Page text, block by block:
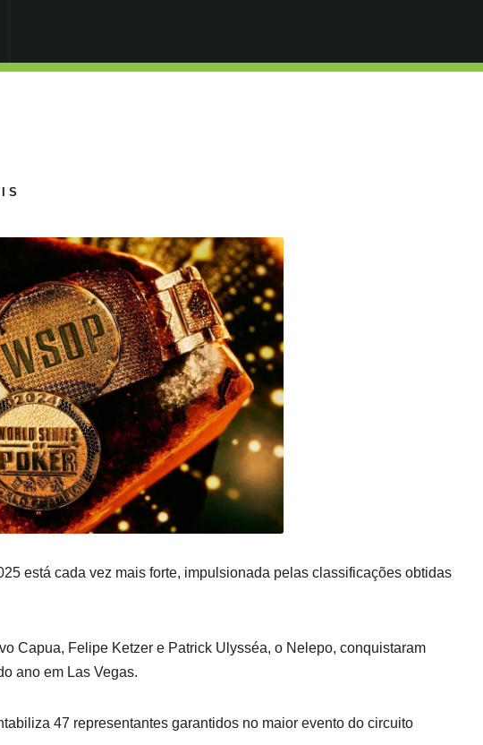
está cada vez mais forte, impulsionada pelas classificações obtidas
Capua, Felipe Ketzer e Patrick Ulysséa, o Nelepo, conquistaram
ano em Las Vegas.
47 representantes garantidos no maior evento do circuito